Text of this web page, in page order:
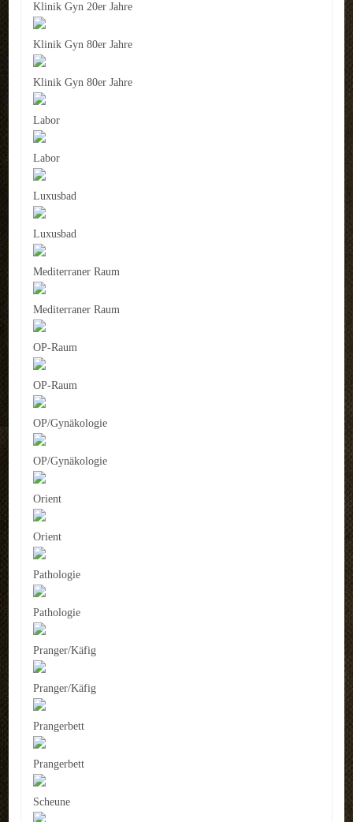
Klinik Gyn 20er Jahre
Klinik Gyn 80er Jahre
Klinik Gyn 80er Jahre
Labor
Labor
Luxusbad
Luxusbad
Mediterraner Raum
Mediterraner Raum
OP-Raum
OP-Raum
OP/Gynäkologie
OP/Gynäkologie
Orient
Orient
Pathologie
Pathologie
Pranger/Käfig
Pranger/Käfig
Prangerbett
Prangerbett
Scheune